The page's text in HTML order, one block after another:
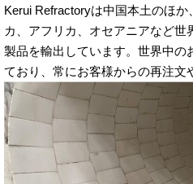
Kerui Refractoryは中国本土のほ
カ、アフリカ、オセアニアなど世
製品を輸出しています。世界中の
ており、常にお客様からの再注文